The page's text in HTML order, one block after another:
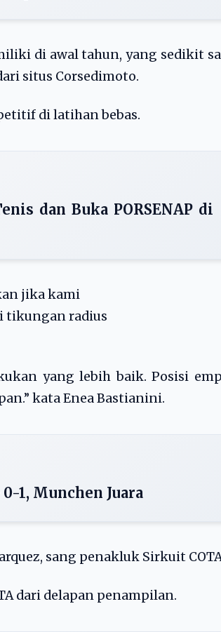
di awal tahun, yang sedikit
situs Corsedimoto.
di latihan bebas.
dan Buka PORSENAP di
jika kami
tikungan radius
yang lebih baik. Posisi
kata Enea Bastianini.
1, Munchen Juara
sang penakluk Sirkuit
dari delapan penampilan.